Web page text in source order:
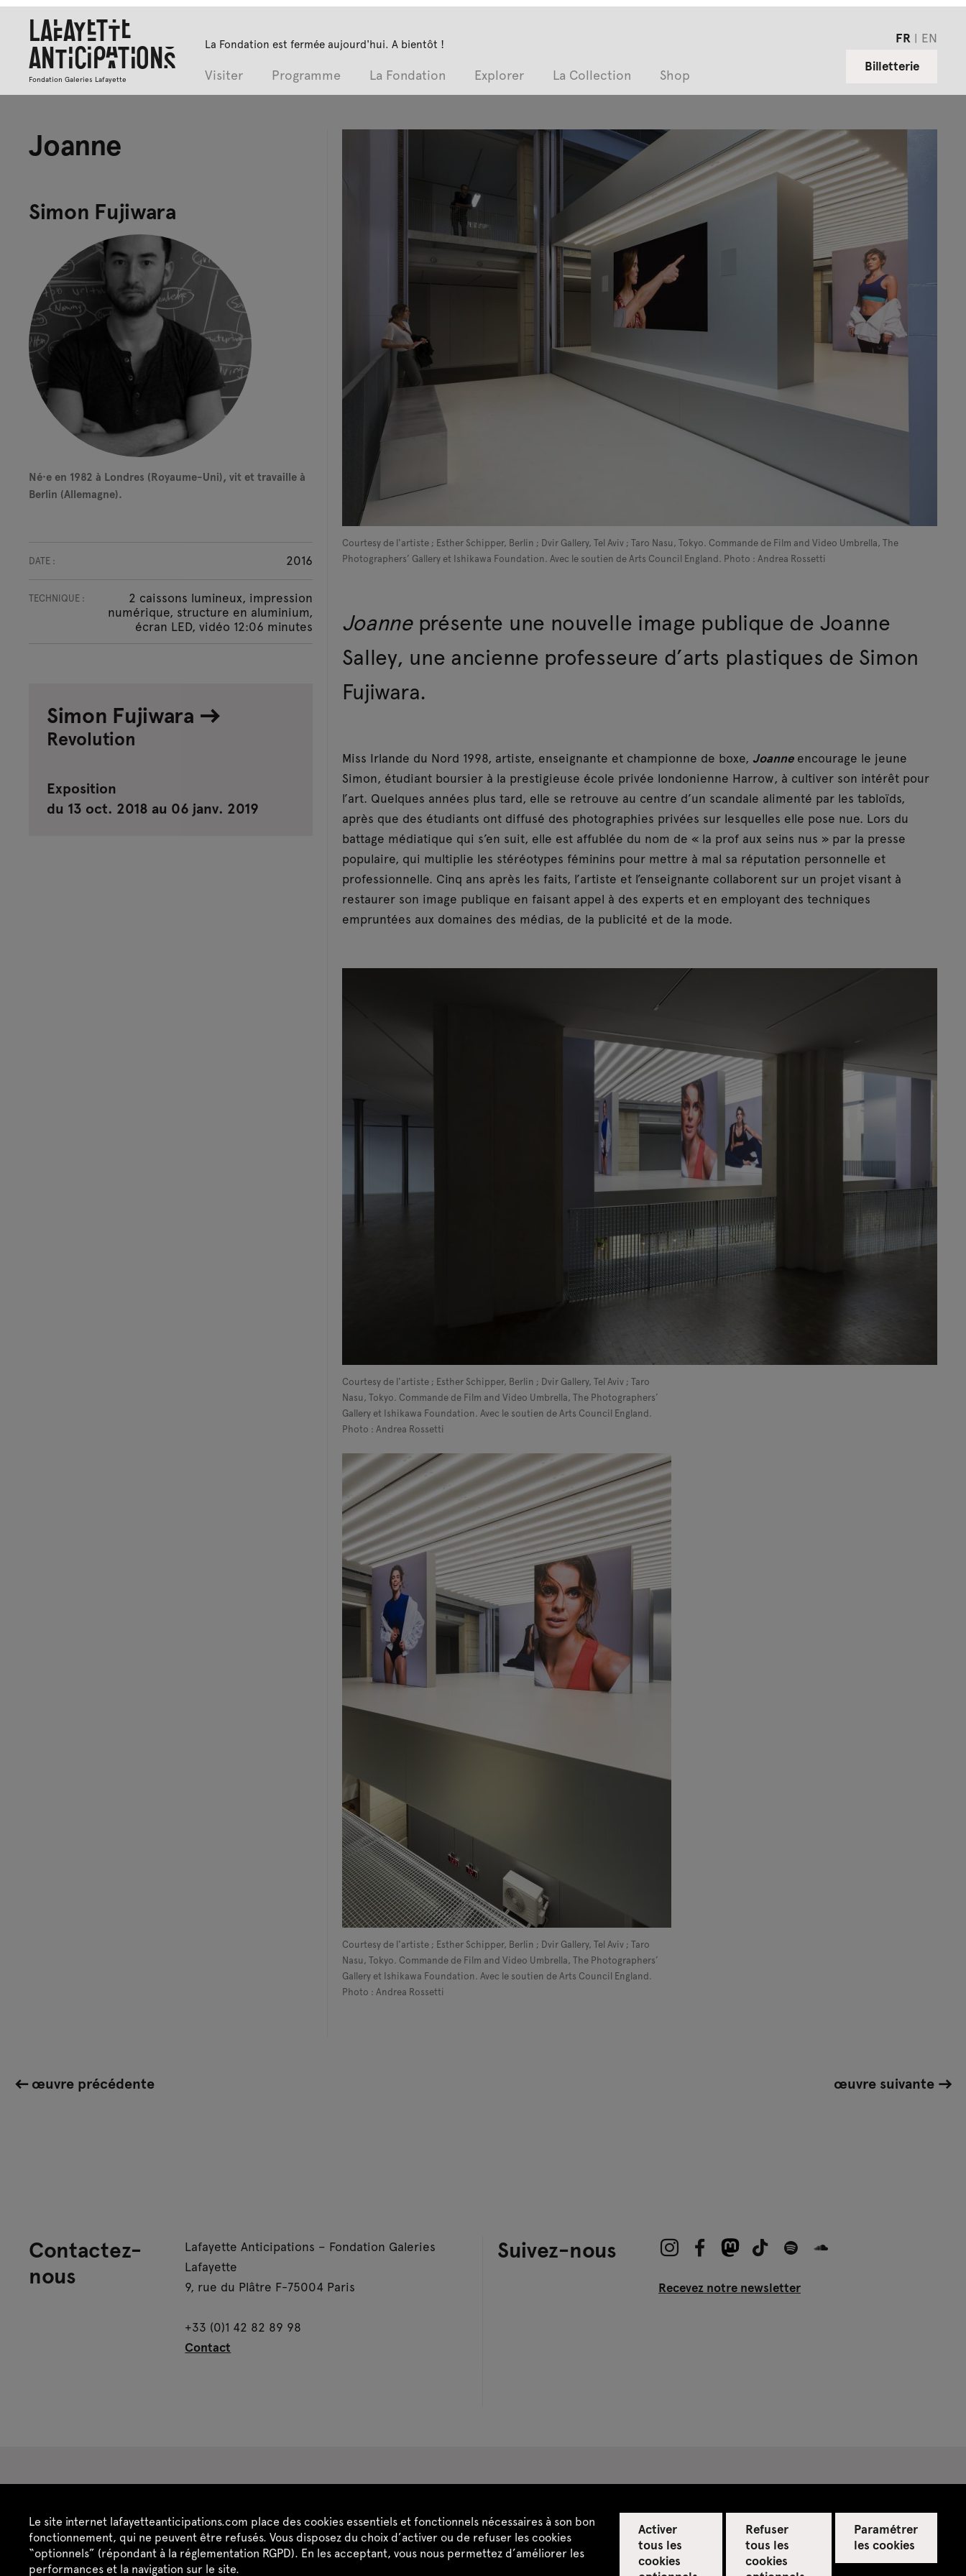
Le site internet lafayetteanticipations.com place des cookies essentiels et fonctionnels nécessaires à son bon
fonctionnement, qui ne peuvent être refusés. Vous disposez du choix d’activer ou de refuser les cookies
“optionnels” (répondant à la réglementation RGPD). En les acceptant, vous nous permettez d’améliorer les
performances et la navigation sur le site.
Activer
tous les
cookies
Refuser
tous les
cookies
Paramétrer
les cookies
Lafayette
Anticipations
Fondation Galeries Lafayette
La Fondation est fermée aujourd'hui. A bientôt !
Visiter Programme La Fondation Explorer La Collection Shop
FR
EN
Billetterie
Joanne
Simon Fujiwara
Né·e en 1982 à Londres (Royaume-Uni), vit et travaille à
Berlin (Allemagne).
DATE : 2016
TECHNIQUE :
2 caissons lumineux, impression
numérique, structure en aluminium,
écran LED, vidéo 12:06 minutes
Simon Fujiwara
Revolution
Exposition
du 13 oct. 2018 au 06 janv. 2019
Courtesy de l'artiste ; Esther Schipper, Berlin ; Dvir Gallery, Tel Aviv ; Taro Nasu, Tokyo. Commande de Film and Video Umbrella, The
Photographers’ Gallery et Ishikawa Foundation. Avec le soutien de Arts Council England. Photo : Andrea Rossetti
Joanneprésente une nouvelle image publique de Joanne
Salley, une ancienne professeure d’arts plastiques de Simon
Fujiwara.
Miss Irlande du Nord 1998, artiste, enseignante et championne de boxe, Joanneencourage le jeune
Simon, étudiant boursier à la prestigieuse école privée londonienne Harrow, à cultiver son intérêt pour
l’art. Quelques années plus tard, elle se retrouve au centre d’un scandale alimenté par les tabloïds,
après que des étudiants ont diffusé des photographies privées sur lesquelles elle pose nue. Lors du
battage médiatique qui s’en suit, elle est affublée du nom de « la prof aux seins nus » par la presse
populaire, qui multiplie les stéréotypes féminins pour mettre à mal sa réputation personnelle et
professionnelle. Cinq ans après les faits, l’artiste et l’enseignante collaborent sur un projet visant à
restaurer son image publique en faisant appel à des experts et en employant des techniques
empruntées aux domaines des médias, de la publicité et de la mode.
Courtesy de l'artiste ; Esther Schipper, Berlin ; Dvir Gallery, Tel Aviv ; Taro
Nasu, Tokyo. Commande de Film and Video Umbrella, The Photographers’
Gallery et Ishikawa Foundation. Avec le soutien de Arts Council England.
Photo : Andrea Rossetti
Courtesy de l'artiste ; Esther Schipper, Berlin ; Dvir Gallery, Tel Aviv ; Taro
Nasu, Tokyo. Commande de Film and Video Umbrella, The Photographers’
Gallery et Ishikawa Foundation. Avec le soutien de Arts Council England.
Photo : Andrea Rossetti
œuvre précédente œuvre suivante
Contactez-
nous
Lafayette Anticipations – Fondation Galeries
Lafayette
9, rue du Plâtre F-75004 Paris
+33 (0)1 42 82 89 98
Contact
Suivez-nous
Recevez notre newsletter
Crédits Mentions légales Politique de confidentialité CGU / CGV Plan du site